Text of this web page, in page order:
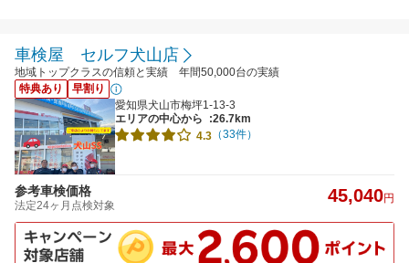
車検屋 セルフ犬山店
地域トップクラスの信頼と実績 年間50,000台の実績
特典あり
早割り
愛知県犬山市梅坪1-13-3
エリアの中心から
:26.7km
4.3 （33件）
参考車検価格
法定24ヶ月点検対象 45,040円